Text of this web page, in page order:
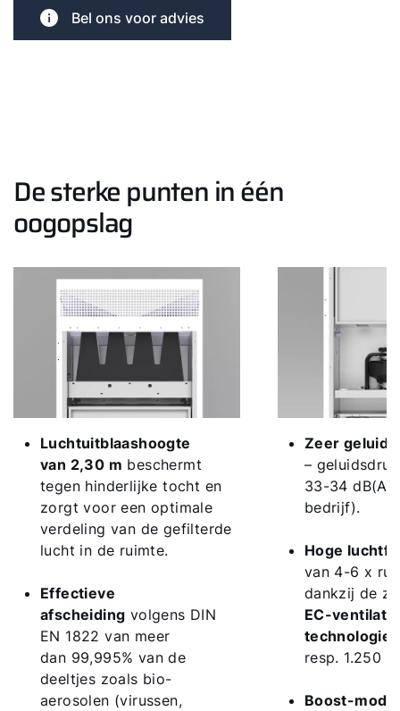
Bel ons voor advies
De sterke punten in één
oogopslag
Luchtuitblaashoogte
van 2,30 m beschermt
tegen hinderlijke tocht en
zorgt voor een optimale
verdeling van de gefilterde
lucht in de ruimte.
Effectieve
afscheiding volgens DIN
EN 1822 van meer
dan 99,995% van de
deeltjes zoals bio-
aerosolen (virussen,
Zeer
–
33-34 dB(A)
bedrijf).
Hoge
van 4-6 x
dankzij de
EC-
technologie
resp. 1.250 m
Boost-
Hallo!
Hoe kunnen wij u helpen?
Contactformulier
Mail de WOLF Service
Ook interessant?
Downloads